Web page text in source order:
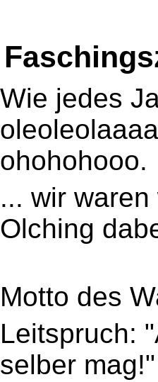
Wie jedes
ohohohooo.
... wir
Olching
Motto des
Leitspruch:
selber mag!"